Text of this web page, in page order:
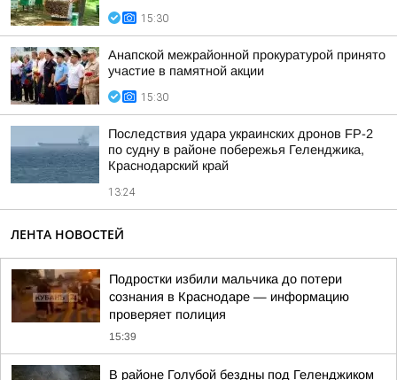
15:30
Анапской межрайонной прокуратурой принято
участие в памятной акции
15:30
Последствия удара украинских дронов FP-2
по судну в районе побережья Геленджика,
Краснодарский край
13:24
ЛЕНТА НОВОСТЕЙ
Подростки избили мальчика до потери
сознания в Краснодаре — информацию
проверяет полиция
15:39
В районе Голубой бездны под Геленджиком